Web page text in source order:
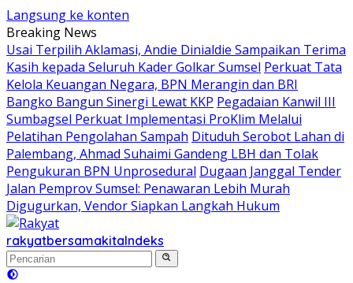
Langsung ke konten
Breaking News
Usai Terpilih Aklamasi, Andie Dinialdie Sampaikan Terima
Kasih kepada Seluruh Kader Golkar Sumsel Perkuat Tata
Kelola Keuangan Negara, BPN Merangin dan BRI
Bangko Bangun Sinergi Lewat KKP Pegadaian Kanwil III
Sumbagsel Perkuat Implementasi ProKlim Melalui
Pelatihan Pengolahan Sampah Dituduh Serobot Lahan di
Palembang, Ahmad Suhaimi Gandeng LBH dan Tolak
Pengukuran BPN Unprosedural Dugaan Janggal Tender
Jalan Pemprov Sumsel: Penawaran Lebih Murah
Digugurkan, Vendor Siapkan Langkah Hukum
rakyatbersamakitaIndeks